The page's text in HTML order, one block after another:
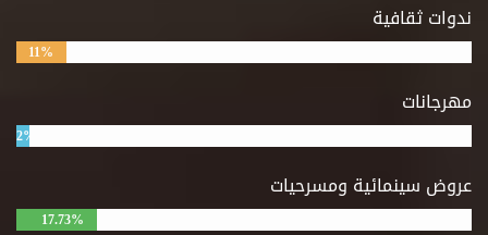
ندوات ثقافية
11%
مهرجانات
2%
عروض سينمائية ومسرحيات
17.73%